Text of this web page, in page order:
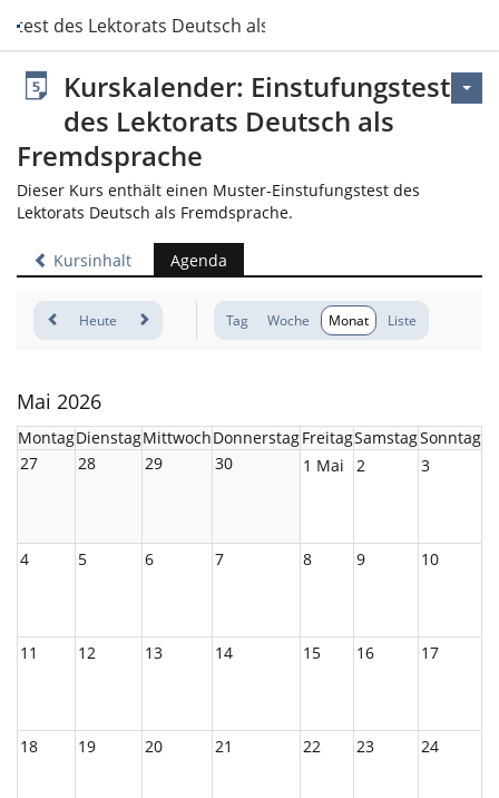
des Lektorats Deutsch als Fremdsprache
Kurskalender: Einstufungstest
des Lektorats Deutsch als
Fremdsprache
Dieser Kurs enthält einen Muster-Einstufungstest des
Lektorats Deutsch als Fremdsprache.
Kursinhalt Agenda
Heute Tag Woche Monat Liste
Mai 2026
MontagDienstagMittwochDonnerstagFreitagSamstagSonntag
27
28 29 30 1 Mai 2 3
4 5 6 7 8 9 10
11 12 13 14 15 16 17
18 19 20 21 22 23 24